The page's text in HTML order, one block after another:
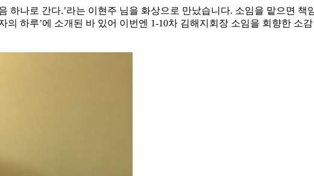
하나로 간다.’라는 이현주 님을 화상으로 만났습니다. 소임을 맡으면
의 하루’에 소개된 바 있어 이번엔 1-10차 김해지회장 소임을 회향한 소